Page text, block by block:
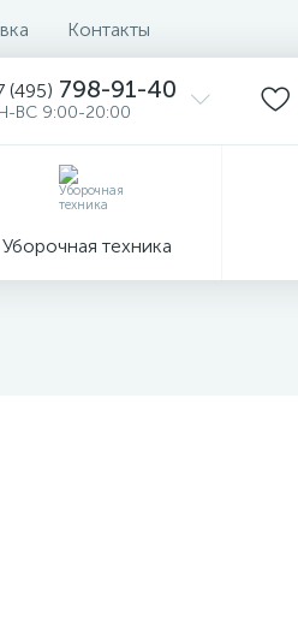
Контакты
(495) 798-91-40
ВС 9:00-20:00
Уборочная техника